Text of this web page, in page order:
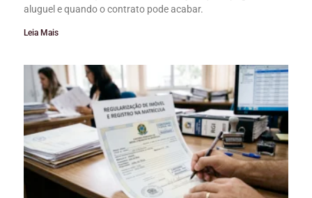
aluguel e quando o contrato pode acabar.
Leia Mais